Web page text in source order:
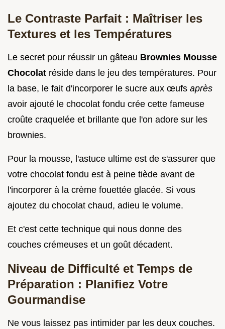
Le Contraste Parfait : Maîtriser les
Textures et les Températures
Le secret pour réussir un gâteau Brownies Mousse
Chocolat réside dans le jeu des températures. Pour
la base, le fait d'incorporer le sucre aux œufs après
avoir ajouté le chocolat fondu crée cette fameuse
croûte craquelée et brillante que l'on adore sur les
brownies.
Pour la mousse, l'astuce ultime est de s'assurer que
votre chocolat fondu est à peine tiède avant de
l'incorporer à la crème fouettée glacée. Si vous
ajoutez du chocolat chaud, adieu le volume.
Et c'est cette technique qui nous donne des
couches crémeuses et un goût décadent.
Niveau de Difficulté et Temps de
Préparation : Planifiez Votre
Gourmandise
Ne vous laissez pas intimider par les deux couches.